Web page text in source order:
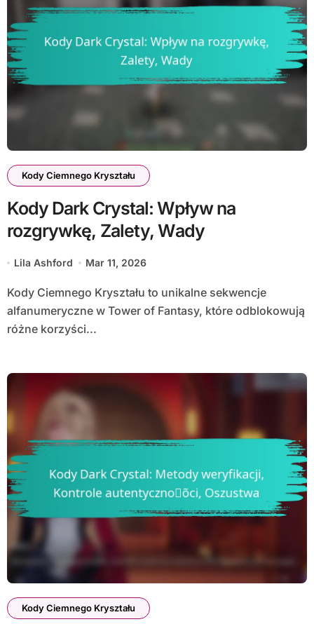
Kody Ciemnego Kryształu
Kody Dark Crystal: Wpływ na
rozgrywkę, Zalety, Wady
Lila Ashford Mar 11, 2026
Kody Ciemnego Kryształu to unikalne sekwencje
alfanumeryczne w Tower of Fantasy, które odblokowują
różne korzyści...
Kody Ciemnego Kryształu